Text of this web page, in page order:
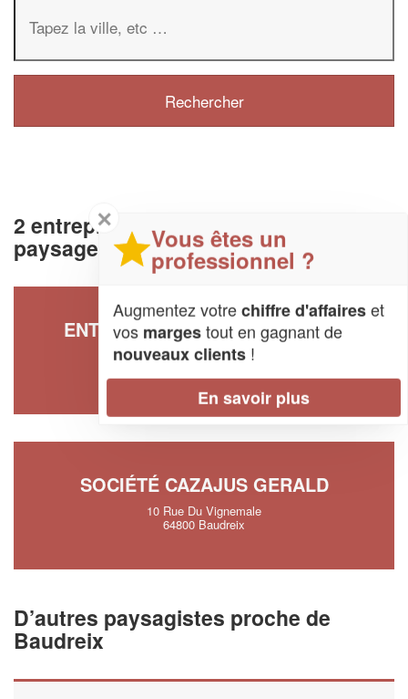
2 entreprises d'aménagement
paysager à Baudreix (64800)
ENTREPRISE PRUNIER JEROME
13 Rue Du Moulin
SOCIÉTÉ CAZAJUS GERALD
10 Rue Du Vignemale
64800 Baudreix
D’autres paysagistes proche de
Baudreix
✕
Vous êtes un
professionnel ?
Augmentez votrechiffre d'affaireset
vos margestout en gagnant de
nouveaux clients !
En savoir plus